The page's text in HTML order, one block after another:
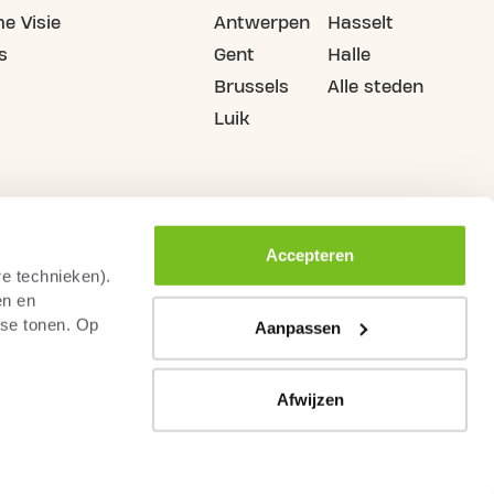
technieken).
en
tonen. Op
Accepteren
Aanpassen
Afwijzen
Visie
Antwerpen
Gent
Brussels
Luik
Hasselt
Halle
Alle steden
Voorwaarden Gedragscode Fitnesssector